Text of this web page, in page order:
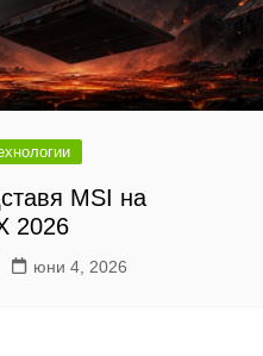
MSI на
2026
юни 4, 2026